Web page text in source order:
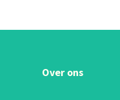
Over ons